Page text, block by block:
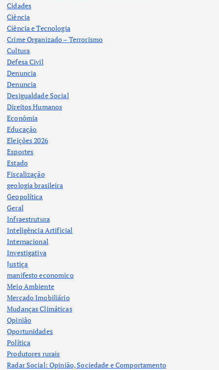
Cidades
Ciência
Ciência e Tecnologia
Crime Organizado – Terrorismo
Cultura
Defesa Civil
Denuncia
Denuncia
Desigualdade Social
Direitos Humanos
Econômia
Educação
Eleições 2026
Esportes
Estado
Fiscalização
geologia brasileira
Geopolítica
Geral
Infraestrutura
Inteligência Artificial
Internacional
Investigativa
Justiça
manifesto economico
Meio Ambiente
Mercado Imobiliário
Mudanças Climáticas
Opinião
Oportunidades
Política
Produtores rurais
Radar Social: Opinião, Sociedade e Comportamento